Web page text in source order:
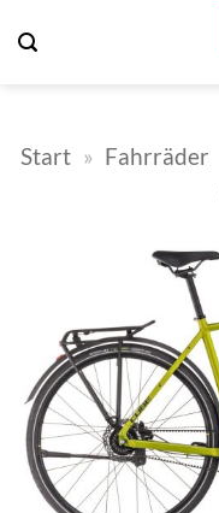
Inhalt
Start » Fahrräder